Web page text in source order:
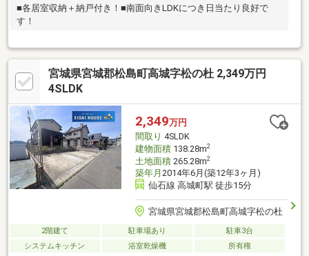
■各居室収納＋納戸付き！■南面向きLDKにつき日当たり良好で
す！
宮城県宮城郡松島町高城字松の杜 2,349万円
4SLDK
2,349万円
間取り 4SLDK
建物面積138.28m2
土地面積265.28m2
築年月 2014年6月(築12年3ヶ月)
仙石線 高城町駅 徒歩15分
宮城県宮城郡松島町高城字松の杜
2階建て 駐車場あり
駐車3台
システムキッチン
浴室乾燥機 所有権